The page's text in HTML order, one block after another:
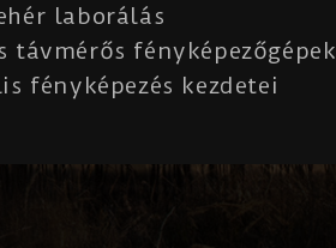
laborálás
távmérős fényképezőgépek
fényképezés kezdetei